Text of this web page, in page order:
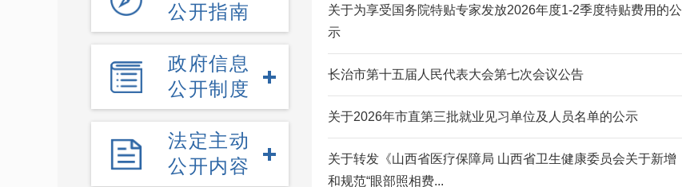
公开指南
政府信息
公开制度
法定主动
公开内容
关于为享受国务院特贴专家发放2026年度1-2季度特贴费用的公
示
长治市第十五届人民代表大会第七次会议公告
关于2026年市直第三批就业见习单位及人员名单的公示
关于转发《山西省医疗保障局 山西省卫生健康委员会关于新增
和规范“眼部照相费...